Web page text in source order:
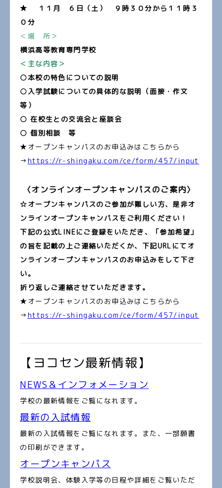
★ １１ 月 ６日（土） ９ 時３０分から１１時３
０分
＜場 所＞
横浜高等教育専門学校
＜主な内容＞
○本校の特色についての説明
○入学試験についての具体的な説明（面接・作文
等）
○ 在校生との交流会と座談会
○ 個別相談 等
★オープンキャンパスのお申込みはこちらから
→ https://r-shingaku.com/ce/form/457/input
〈オンラインオープンキャンパスのご案内〉
☆オープンキャンパスのご参加が難しい方、是非オ
ンラインオープンキャンパスをご利用ください！
下記の公式LINEにご登録をいただき、「参加希望」
の旨を記載の上ご連絡いただくか、下記URLにてオ
ンラインオープンキャンパスのお申込みをして下さ
い。
折り返しご連絡させていただきます。
★オープンキャンパスのお申込みはこちらから
→ https://r-shingaku.com/ce/form/457/input
【ヨコセン最新情報】
NEWS＆インフォメーション
学校の最新情報をご覧になれます。
最新の入試情報
最新の入試情報をご覧になれます。また、一部願書
の印刷ができます。
オープンキャンパス
学校説明会、体験入学等の日程や詳細をご覧いただ